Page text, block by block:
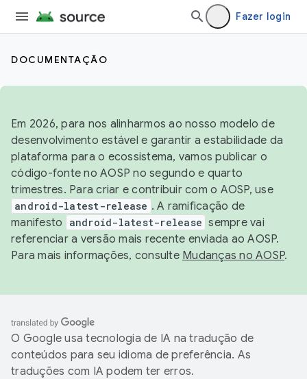
Fazer login
DOCUMENTAÇÃO
Em 2026, para nos alinharmos ao nosso modelo de
desenvolvimento estável e garantir a estabilidade da
plataforma para o ecossistema, vamos publicar o
código-fonte no AOSP no segundo e quarto
trimestres. Para criar e contribuir com o AOSP, use
android-latest-release . A ramificação de
manifesto
android-latest-release sempre vai
referenciar a versão mais recente enviada ao AOSP.
Para mais informações, consulte Mudanças no AOSP.
O Google usa tecnologia de IA na tradução de
conteúdos para seu idioma de preferência. As
traduções com IA podem ter erros.